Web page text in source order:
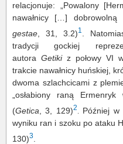
relacjonuje: „Powalony
nawałnicy […]
gestae , 31, 3.2)1
.
tradycji gockiej
autora Getikiz połowy VI
trakcie nawałnicy huńskiej,
dwoma szlachcicami z
„osłabiony raną Ermenryk
(Getica , 3, 129)2
Później w
wyniku ran i szoku po ataku
130)3